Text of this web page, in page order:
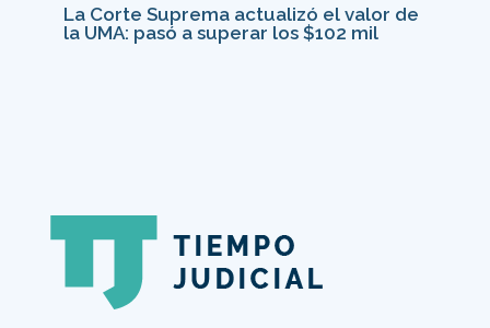
La Corte Suprema actualizó el valor de
la UMA: pasó a superar los $102 mil